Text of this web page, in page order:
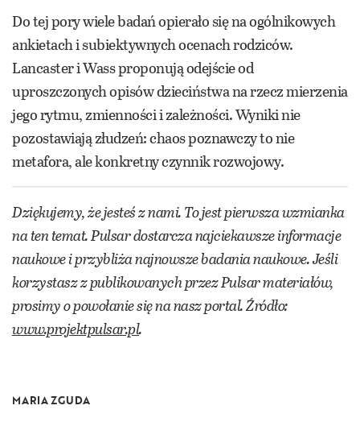
Do tej pory wiele badań opierało się na ogólnikowych
ankietach i subiektywnych ocenach rodziców.
Lancaster i Wass proponują odejście od
uproszczonych opisów dzieciństwa na rzecz mierzenia
jego rytmu, zmienności i zależności. Wyniki nie
pozostawiają złudzeń: chaos poznawczy to nie
metafora, ale konkretny czynnik rozwojowy.
Dziękujemy, że jesteś z nami. To jest pierwsza wzmianka
na ten temat. Pulsar dostarcza najciekawsze informacje
naukowe i przybliża najnowsze badania naukowe. Jeśli
korzystasz z publikowanych przez Pulsar materiałów,
prosimy o powołanie się na nasz portal. Źródło:
www.projektpulsar.pl.
MARIA ZGUDA